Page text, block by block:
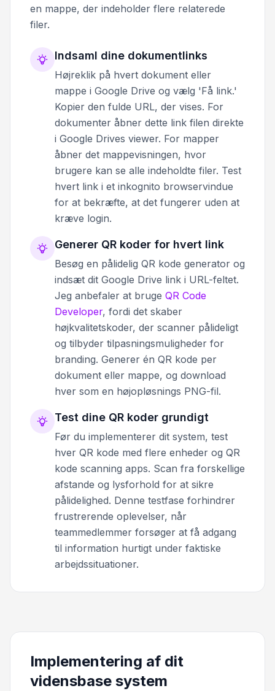
en mappe, der indeholder flere relaterede
filer.
Indsaml dine dokumentlinks
Højreklik på hvert dokument eller
mappe i Google Drive og vælg 'Få link.'
Kopier den fulde URL, der vises. For
dokumenter åbner dette link filen direkte
i Google Drives viewer. For mapper
åbner det mappevisningen, hvor
brugere kan se alle indeholdte filer. Test
hvert link i et inkognito browservindue
for at bekræfte, at det fungerer uden at
kræve login.
Generer QR koder for hvert link
Besøg en pålidelig QR kode generator og
indsæt dit Google Drive link i URL-feltet.
Jeg anbefaler at bruge QR Code
Developer, fordi det skaber
højkvalitetskoder, der scanner pålideligt
og tilbyder tilpasningsmuligheder for
branding. Generer én QR kode per
dokument eller mappe, og download
hver som en højopløsnings PNG-fil.
Test dine QR koder grundigt
Før du implementerer dit system, test
hver QR kode med flere enheder og QR
kode scanning apps. Scan fra forskellige
afstande og lysforhold for at sikre
pålidelighed. Denne testfase forhindrer
frustrerende oplevelser, når
teammedlemmer forsøger at få adgang
til information hurtigt under faktiske
arbejdssituationer.
Implementering af dit
vidensbase system